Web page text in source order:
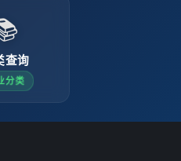
查询
分类